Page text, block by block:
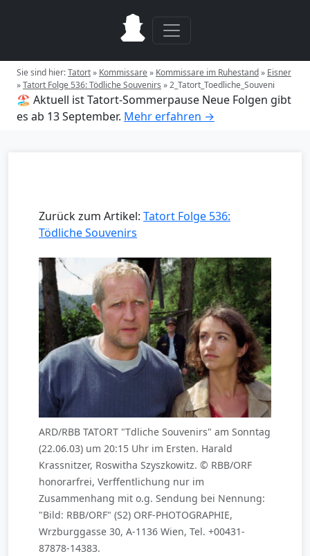
Sie sind hier:Tatort» Kommissare» Kommissare im Ruhestand» Eisner
»Tatort Folge 536: Tödliche Souvenirs »2_Tatort_Toedliche_Souveni
🏖️ Aktuell ist Tatort-Sommerpause Neue Folgen gibt
es ab 13 September. Mehr erfahren →
Zurück zum Artikel: Tatort Folge 536:
Tödliche Souvenirs
ARD/RBB TATORT "Tdliche Souvenirs" am Sonntag
(22.06.03) um 20:15 Uhr im Ersten. Harald
Krassnitzer, Roswitha Szyszkowitz. © RBB/ORF
honorarfrei, Verffentlichung nur im
Zusammenhang mit o.g. Sendung bei Nennung:
"Bild: RBB/ORF" (S2) ORF-PHOTOGRAPHIE,
Wrzburggasse 30, A-1136 Wien, Tel. +00431-
87878-14383.